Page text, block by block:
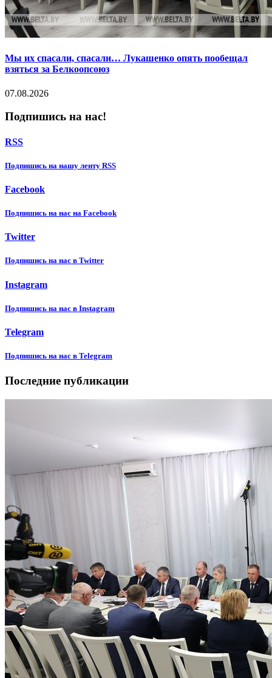
Мы их спасали, спасали… Лукашенко опять пообещал
взяться за Белкоопсоюз
07.08.2026
Подпишись на нас!
RSS
Подпишиcь на нашу ленту RSS
Facebook
Подпишиcь на нас на Facebook
Twitter
Подпишиcь на нас в Twitter
Instagram
Подпишиcь на нас в Instagram
Telegram
Подпишиcь на нас в Telegram
Последние публикации